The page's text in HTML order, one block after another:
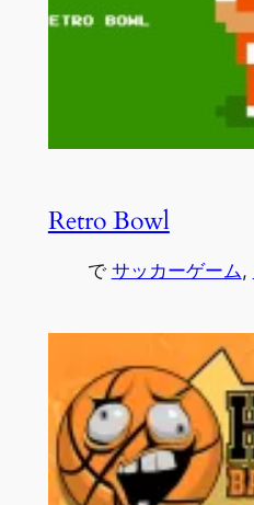
Retro Bowl
で サッカーゲーム,